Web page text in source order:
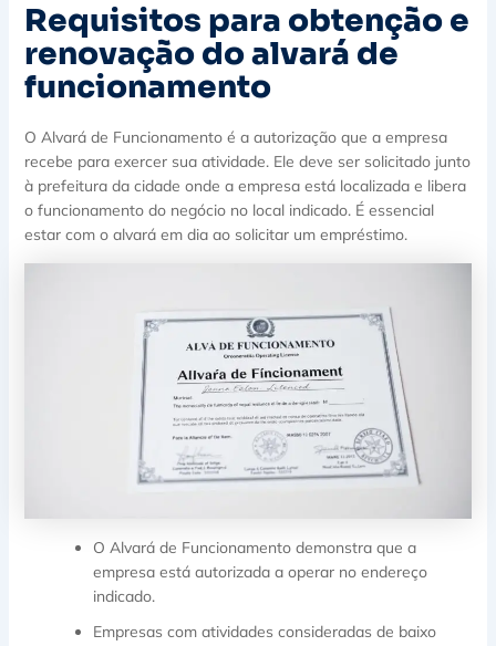
Requisitos para obtenção e
renovação do alvará de
funcionamento
O Alvará de Funcionamento é a autorização que a empresa
recebe para exercer sua atividade. Ele deve ser solicitado junto
à prefeitura da cidade onde a empresa está localizada e libera
o funcionamento do negócio no local indicado. É essencial
estar com o alvará em dia ao solicitar um empréstimo.
O Alvará de Funcionamento demonstra que a
empresa está autorizada a operar no endereço
indicado.
Empresas com atividades consideradas de baixo